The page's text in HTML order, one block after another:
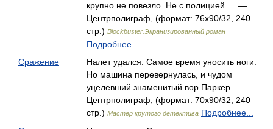
крупно не повезло. Не с полицией … —
Центрполиграф, (формат: 76x90/32, 240
стр.) Blockbuster.Экранизированный роман
Подробнее...
Сражение
Налет удался. Самое время уносить ноги.
Но машина перевернулась, и чудом
уцелевший знаменитый вор Паркер… —
Центрполиграф, (формат: 70x90/32, 240
стр.) Мастер крутого детектива Подробнее...